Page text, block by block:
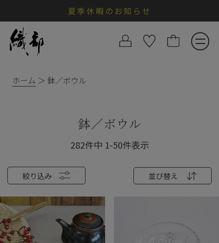
夏季休暇のお知らせ
ホーム 鉢／ボウル
鉢／ボウル
絞り込み 並び替え
282件中 1-50件表示